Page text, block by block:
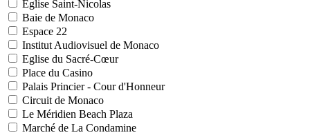
Eglise Saint-Nicolas
Baie de Monaco
Espace 22
Institut Audiovisuel de Monaco
Eglise du Sacré-Cœur
Place du Casino
Palais Princier - Cour d'Honneur
Circuit de Monaco
Le Méridien Beach Plaza
Marché de La Condamine